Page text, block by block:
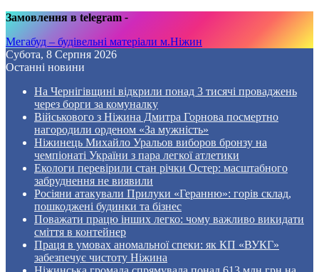
Замовлення в telegram -
Мегабуд – будівельні матеріали м.Ніжин
Субота, 8 Серпня 2026
Останні новини
На Чернігівщині відкрили понад 3 тисячі проваджень
через борги за комуналку
Військового з Ніжина Дмитра Горнова посмертно
нагородили орденом «За мужність»
Ніжинець Михайло Уральов виборов бронзу на
чемпіонаті України з пара легкої атлетики
Екологи перевірили стан річки Остер: масштабного
забруднення не виявили
Росіяни атакували Прилуки «Геранню»: горів склад,
пошкоджені будинки та бізнес
Поважати працю інших легко: чому важливо викидати
сміття в контейнер
Праця в умовах аномальної спеки: як КП «ВУКГ»
забезпечує чистоту Ніжина